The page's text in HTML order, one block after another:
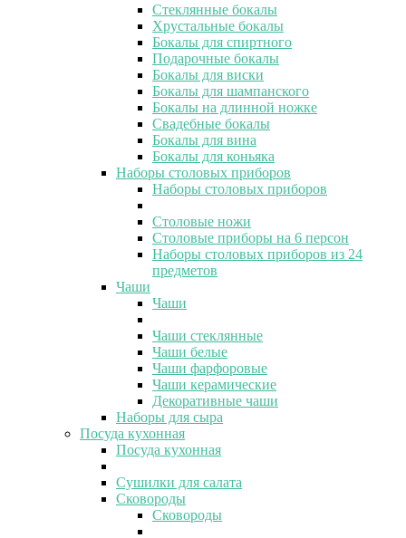
Стеклянные бокалы
Хрустальные бокалы
Бокалы для спиртного
Подарочные бокалы
Бокалы для виски
Бокалы для шампанского
Бокалы на длинной ножке
Свадебные бокалы
Бокалы для вина
Бокалы для коньяка
Наборы столовых приборов
Наборы столовых приборов
Столовые ножи
Столовые приборы на 6 персон
Наборы столовых приборов из 24
предметов
Чаши
Чаши
Чаши стеклянные
Чаши белые
Чаши фарфоровые
Чаши керамические
Декоративные чаши
Наборы для сыра
Посуда кухонная
Посуда кухонная
Сушилки для салата
Сковороды
Сковороды